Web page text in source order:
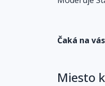
Čaká na
Miesto